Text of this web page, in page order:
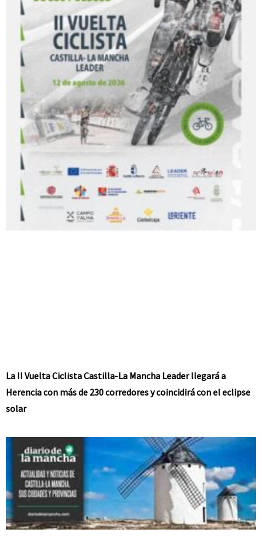
La II Vuelta Ciclista Castilla-La Mancha Leader llegará a
Herencia con más de 230 corredores y coincidirá con el eclipse
solar